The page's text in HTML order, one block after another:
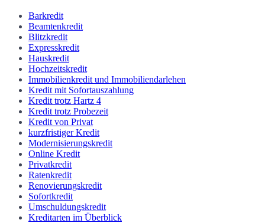
Barkredit
Beamtenkredit
Blitzkredit
Expresskredit
Hauskredit
Hochzeitskredit
Immobilienkredit und Immobiliendarlehen
Kredit mit Sofortauszahlung
Kredit trotz Hartz 4
Kredit trotz Probezeit
Kredit von Privat
kurzfristiger Kredit
Modernisierungskredit
Online Kredit
Privatkredit
Ratenkredit
Renovierungskredit
Sofortkredit
Umschuldungskredit
Kreditarten im Überblick